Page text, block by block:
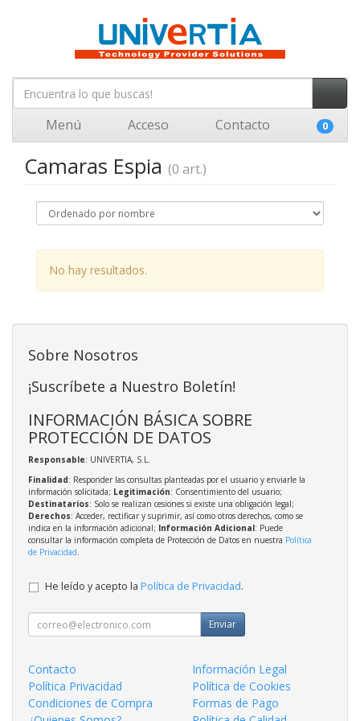
Menú Acceso Contacto 0
Camaras Espia (0 art.)
No hay resultados.
Sobre Nosotros
¡Suscríbete a Nuestro Boletín!
INFORMACIÓN BÁSICA SOBRE
PROTECCIÓN DE DATOS
Responsable: UNIVERTIA, S.L.
Finalidad: Responder las consultas planteadas por el usuario y enviarle la
información solicitada; Legitimación: Consentimiento del usuario;
Destinatarios: Solo se realizan cesiones si existe una obligación legal;
Derechos: Acceder, rectificar y suprimir, así como otros derechos, como se
indica en la información adicional; Información Adicional: Puede
consultar la información completa de Protección de Datos en nuestra Política
de Privacidad.
He leído y acepto la Política de Privacidad.
Enviar
Contacto
Información Legal
Política Privacidad
Política de Cookies
Condiciones de Compra
Formas de Pago